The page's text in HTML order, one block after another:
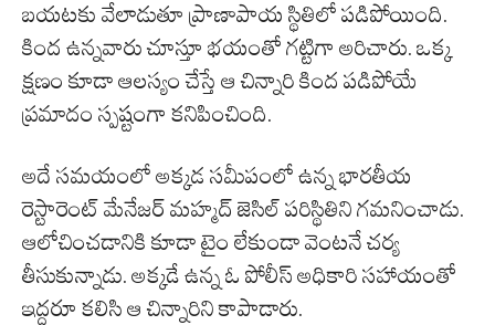
బయటకు వేలాడుతూ ప్రాణాపాయ స్థితిలో పడిపోయింది.
కింద ఉన్నవారు చూస్తూ భయంతో గట్టిగా అరిచారు. ఒక్క
క్షణం కూడా ఆలస్యం చేస్తే ఆ చిన్నారి కింద పడిపోయే
ప్రమాదం స్పష్టంగా కనిపించింది.
అదే సమయంలో అక్కడ సమీపంలో ఉన్న భారతీయ
రెస్టారెంట్ మేనేజర్ మహ్మద్ జెసిల్ పరిస్థితిని గమనించాడు.
ఆలోచించడానికి కూడా టైం లేకుండా వెంటనే చర్య
తీసుకున్నాడు. అక్కడే ఉన్న ఓ పోలీస్ అధికారి సహాయంతో
ఇద్దరూ కలిసి ఆ చిన్నారిని కాపాడారు.